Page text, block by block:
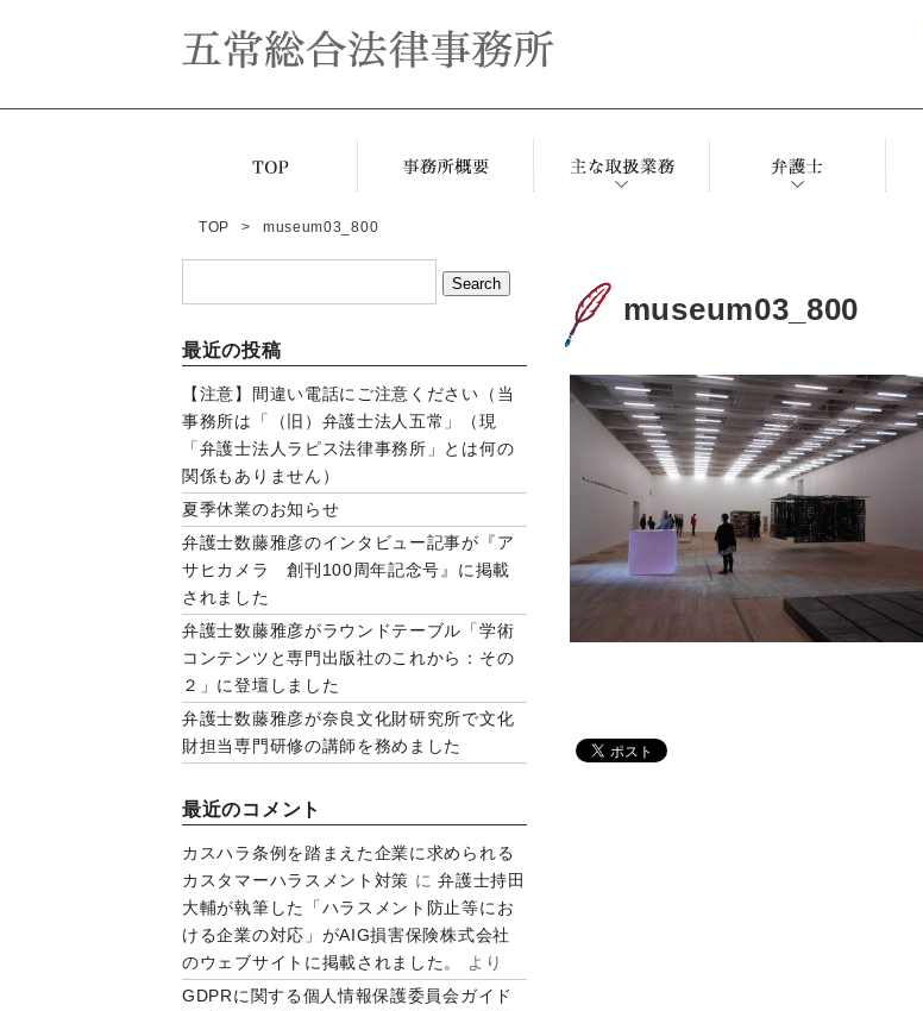
TOP museum03_800
最近の投稿
【注意】間違い電話にご注意ください（当
事務所は「（旧）弁護士法人五常」（現
「弁護士法人ラピス法律事務所」とは何の
関係もありません）
夏季休業のお知らせ
弁護士数藤雅彦のインタビュー記事が『ア
サヒカメラ 創刊100周年記念号』に掲載
されました
弁護士数藤雅彦がラウンドテーブル「学術
コンテンツと専門出版社のこれから：その
２」に登壇しました
弁護士数藤雅彦が奈良文化財研究所で文化
財担当専門研修の講師を務めました
最近のコメント
カスハラ条例を踏まえた企業に求められる
カスタマーハラスメント対策 に弁護士持田
大輔が執筆した「ハラスメント防止等にお
ける企業の対応」がAIG損害保険株式会社
のウェブサイトに掲載されました。
より
GDPRに関する個人情報保護委員会ガイド
museum03_800